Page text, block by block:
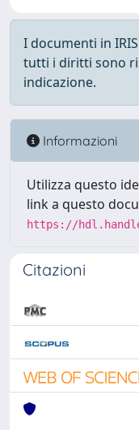
I documenti in
tutti i diritti sono
indicazione.
Informazioni
Utilizza questo
link a questo
https://
Citazioni